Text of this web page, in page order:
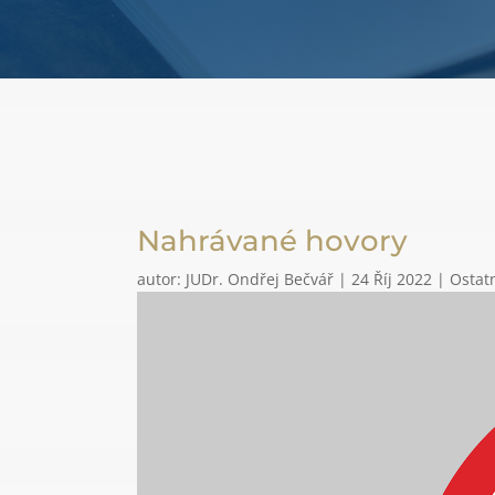
Nahrávané hovory
autor: JUDr. Ondřej Bečvář| 24 Říj 2022|